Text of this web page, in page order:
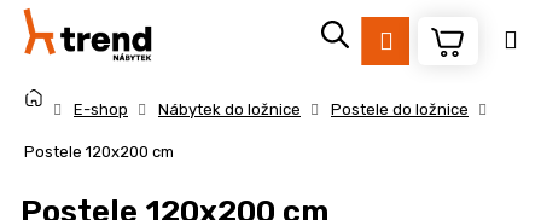
Přejít
obsah
Přihlášení
E-shop Nábytek do ložnice Postele do ložnice
Postele 120x200 cm
Postele 120x200 cm
Zpět
Zpět